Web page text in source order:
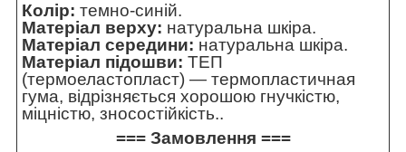
Колір: темно-синій.
Матеріал верху: натуральна шкіра.
Матеріал середини: натуральна шкіра.
Матеріал підошви: ТЕП
(термоеластопласт) — термопластичная
гума, відрізняється хорошою гнучкістю,
міцністю, зносостійкість..
=== Замовлення ===